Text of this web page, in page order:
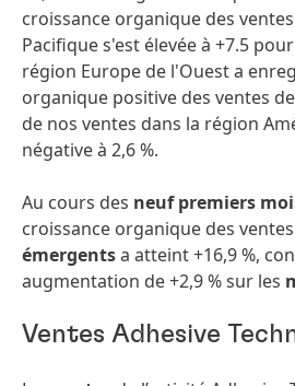
croissance organique des
Pacifique s'est élevée à +7.5
région Europe de l'Ouest a
organique positive des ventes
de nos ventes dans la région
négative à 2,6 %.
Au cours des neuf premiers
croissance organique des
émergentsa atteint +16,9 %,
augmentation de +2,9 % sur les
Ventes Adhesive